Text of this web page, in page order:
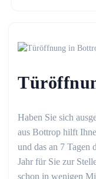
Haben Sie sich
aus Bottrop hilft
und das an 7 Tagen
Jahr für Sie zur
schon in wenigen